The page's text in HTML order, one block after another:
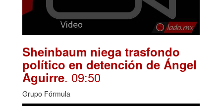
Sheinbaum niega trasfondo
político en detención de Ángel
Aguirre. 09:50
Grupo Fórmula